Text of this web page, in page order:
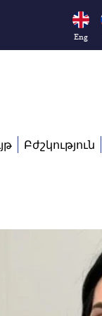
Eng
Բժշկություն